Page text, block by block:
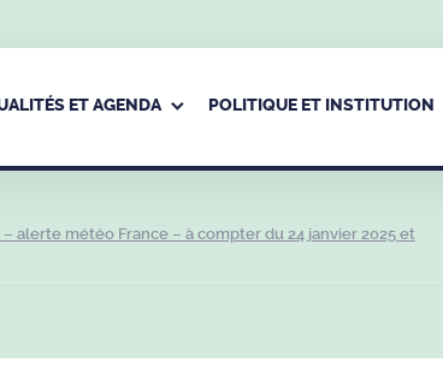
ET AGENDA POLITIQUE ET INSTITUTION
alerte météo France – à compter du 24 janvier 2025 et